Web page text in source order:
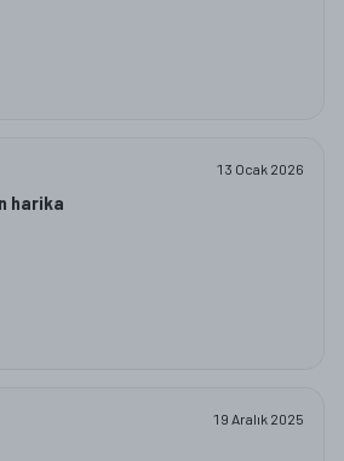
13 Ocak 2026
harika
19 Aralık 2025